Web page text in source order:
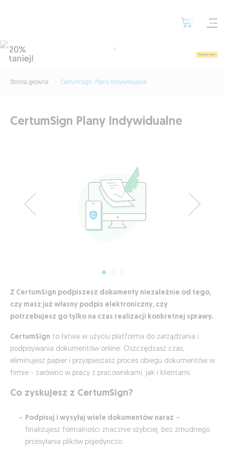
20%
taniej!
+
Zamów teraz
Strona główna CertumSign: Plany Indywidualne
Z CertumSign podpiszesz dokumenty niezależnie od tego,
czy masz już własny podpis elektroniczny, czy
potrzebujesz go tylko na czas realizacji konkretnej sprawy.
CertumSign to łatwa w użyciu platforma do zarządzania i
podpisywania dokumentów online. Oszczędzasz czas,
eliminujesz papier i przyspieszasz proces obiegu dokumentów w
firmie - zarówno w pracy z pracownikami, jak i klientami.
Co zyskujesz z CertumSign?
Podpisuj i wysyłaj wiele dokumentów naraz –
finalizujesz formalności znacznie szybciej, bez żmudnego
przesyłania plików pojedynczo.
CertumSign Plany Indywidualne